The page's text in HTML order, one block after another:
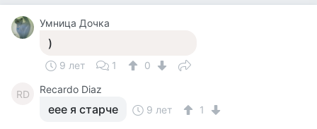
Умница Дочка
)
9 лет 1 0
RD Recardo Diaz
еее я старче 9 лет 1